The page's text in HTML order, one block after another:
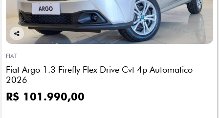
Co
arti
lhe
FIAT
Fiat Argo 1.3 Firefly Flex Drive Cvt 4p Automatico
2026
R$ 101.990,00